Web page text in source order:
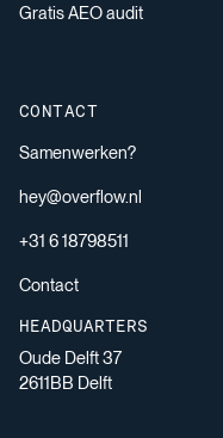
Gratis AEO audit
CONTACT
Samenwerken?
hey@overflow.nl
+31 6 18798511
Contact
HEADQUARTERS
Oude Delft 37
2611BB Delft